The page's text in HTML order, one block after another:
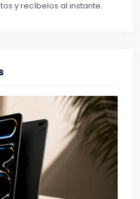
y recíbelos al instante.